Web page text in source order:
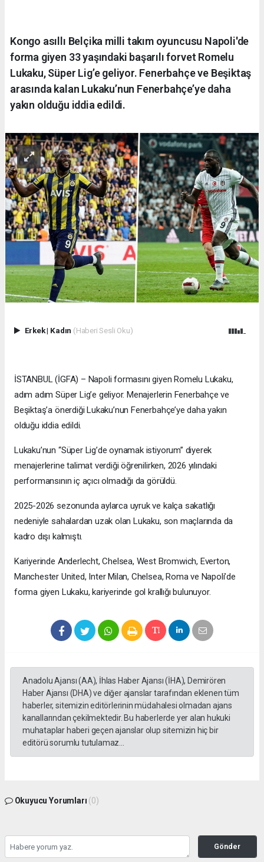
Kongo asıllı Belçika milli takım oyuncusu Napoli'de
forma giyen 33 yaşındaki başarılı forvet Romelu
Lukaku, Süper Lig’e geliyor. Fenerbahçe ve Beşiktaş
arasında kalan Lukaku’nun Fenerbahçe’ye daha
yakın olduğu iddia edildi.
Erkek| Kadın (Haberi Sesli Oku)
İSTANBUL (İGFA) – Napoli formasını giyen Romelu Lukaku,
adım adım Süper Lig’e geliyor. Menajerlerin Fenerbahçe ve
Beşiktaş’a önerdiği Lukaku’nun Fenerbahçe’ye daha yakın
olduğu iddia edildi.
Lukaku’nun “Süper Lig’de oynamak istiyorum” diyerek
menajerlerine talimat verdiği öğrenilirken, 2026 yılındaki
performansının iç açıcı olmadığı da görüldü.
2025-2026 sezonunda aylarca uyruk ve kalça sakatlığı
nedeniyle sahalardan uzak olan Lukaku, son maçlarında da
kadro dışı kalmıştı.
Kariyerinde Anderlecht, Chelsea, West Bromwich, Everton,
Manchester United, Inter Milan, Chelsea, Roma ve Napoli’de
forma giyen Lukaku, kariyerinde gol krallığı bulunuyor.
Anadolu Ajansı (AA), İhlas Haber Ajansı (İHA), Demirören
Haber Ajansı (DHA) ve diğer ajanslar tarafından eklenen tüm
haberler, sitemizin editörlerinin müdahalesi olmadan ajans
kanallarından çekilmektedir. Bu haberlerde yer alan hukuki
muhataplar haberi geçen ajanslar olup sitemizin hiç bir
editörü sorumlu tutulamaz...
Okuyucu Yorumları (0)
Gönder